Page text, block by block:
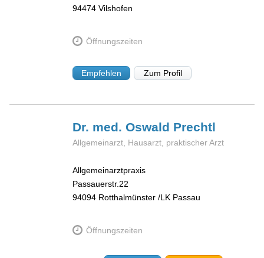
94474 Vilshofen
Öffnungszeiten
Empfehlen Zum Profil
Dr. med. Oswald Prechtl
Allgemeinarzt, Hausarzt, praktischer Arzt
Allgemeinarztpraxis
Passauerstr.22
94094 Rotthalmünster /LK Passau
Öffnungszeiten